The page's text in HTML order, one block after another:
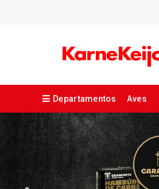
Departamentos Aves